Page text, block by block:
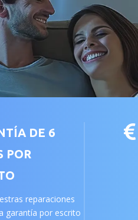
DE 6
POR
reparaciones
garantía por escrito
